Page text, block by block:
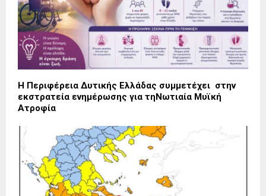
Η Περιφέρεια Δυτικής Ελλάδας συμμετέχει στην
εκστρατεία ενημέρωσης για τηΝωτιαία Μυϊκή
Ατροφία